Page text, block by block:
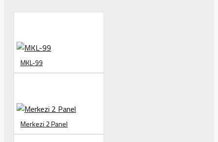
MKL-99
Merkezi 2 Panel